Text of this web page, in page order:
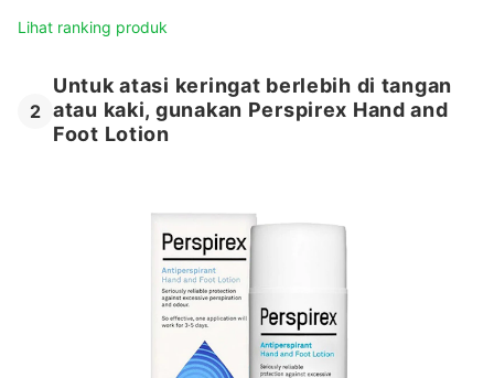
Lihat ranking produk
2
Untuk atasi keringat berlebih di tangan
atau kaki, gunakan Perspirex Hand and
Foot Lotion